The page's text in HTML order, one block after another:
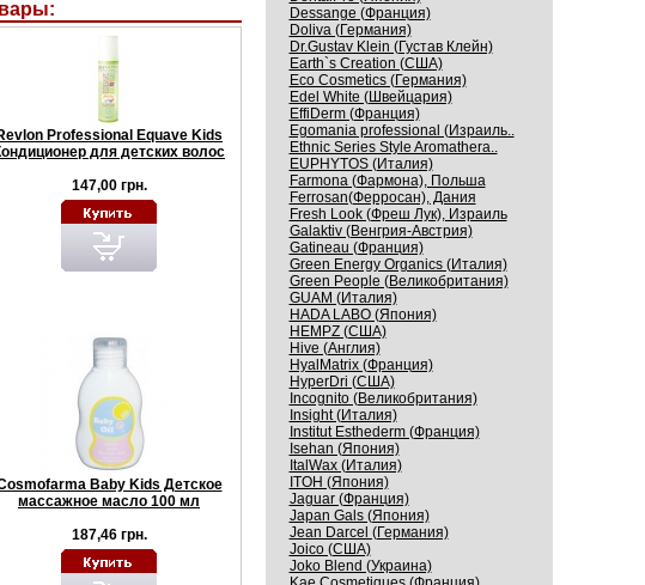
Professional Equave Kids
для детских волос
147,00 грн.
Baby Kids Детское
массажное масло 100 мл
187,46 грн.
Dessange (Франция)
Doliva (Германия)
Dr.Gustav Klein (Густав Клейн)
Earth`s Creation (США)
Eco Cosmetics (Германия)
Edel White (Швейцария)
EffiDerm (Франция)
Egomania professional (Израиль..
Ethnic Series Style Aromathera..
EUPHYTOS (Италия)
Farmona (Фармона), Польша
Ferrosan(Ферросан), Дания
Fresh Look (Фреш Лук), Израиль
Galaktiv (Венгрия-Австрия)
Gatineau (Франция)
Green Energy Organics (Италия)
Green People (Великобритания)
GUAM (Италия)
HADA LABO (Япония)
HEMPZ (США)
Hive (Англия)
HyalMatrix (Франция)
HyperDri (США)
Incognito (Великобритания)
Insight (Италия)
Institut Esthederm (Франция)
Isehan (Япония)
ItalWax (Италия)
ITOH (Япония)
Jaguar (Франция)
Japan Gals (Япония)
Jean Darcel (Германия)
Joico (США)
Joko Blend (Украина)